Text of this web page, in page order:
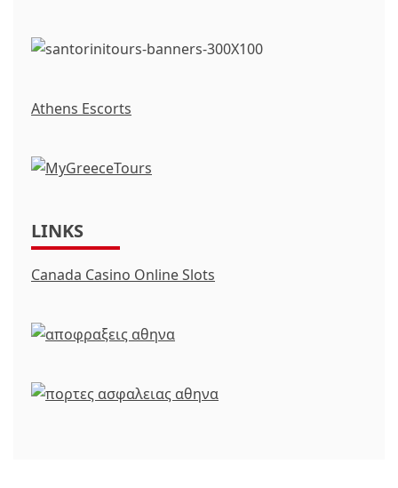
Athens Escorts
LINKS
Canada Casino Online Slots